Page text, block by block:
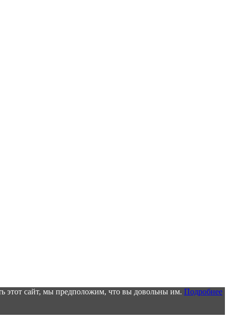
этот сайт, мы предположим, что вы довольны им. Подробнее